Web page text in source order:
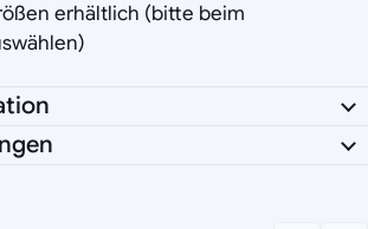
erhältlich (bitte beim